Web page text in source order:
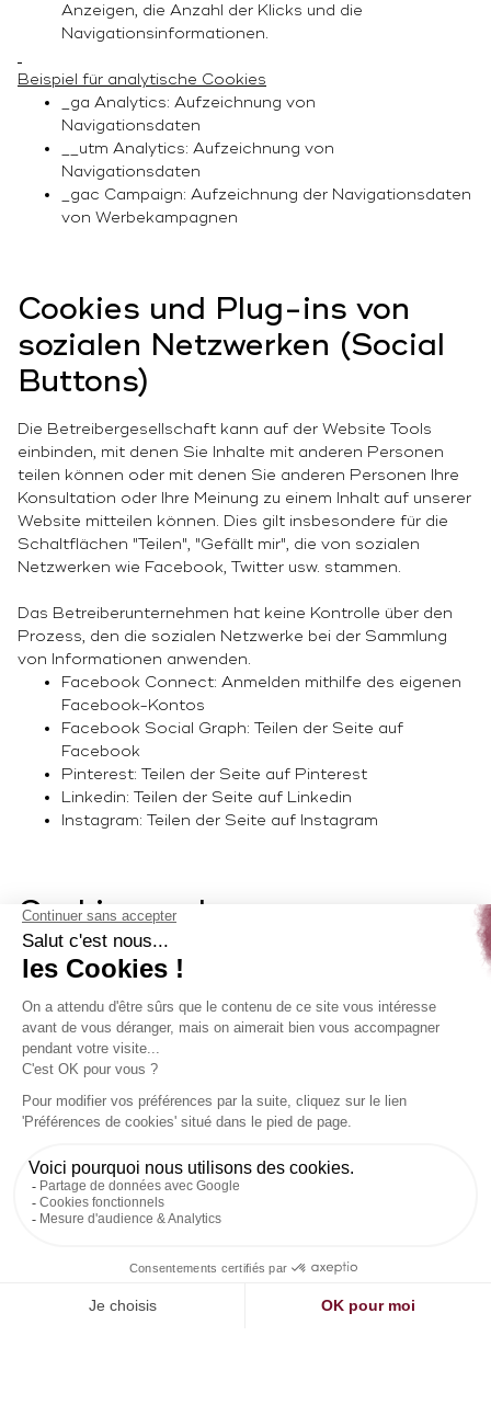
Anzeigen, die Anzahl der Klicks und die
Navigationsinformationen.
Beispiel für analytische Cookies
_ga Analytics: Aufzeichnung von
Navigationsdaten
__utm Analytics: Aufzeichnung von
Navigationsdaten
_gac Campaign: Aufzeichnung der Navigationsdaten
von Werbekampagnen
Cookies und Plug-ins von
sozialen Netzwerken (Social
Buttons)
Die Betreibergesellschaft kann auf der Website Tools
einbinden, mit denen Sie Inhalte mit anderen Personen
teilen können oder mit denen Sie anderen Personen Ihre
Konsultation oder Ihre Meinung zu einem Inhalt auf unserer
Website mitteilen können. Dies gilt insbesondere für die
Schaltflächen "Teilen", "Gefällt mir", die von sozialen
Netzwerken wie Facebook, Twitter usw. stammen.
Das Betreiberunternehmen hat keine Kontrolle über den
Prozess, den die sozialen Netzwerke bei der Sammlung
von Informationen anwenden.
Facebook Connect: Anmelden mithilfe des eigenen
Facebook-Kontos
Facebook Social Graph: Teilen der Seite auf
Facebook
Pinterest: Teilen der Seite auf Pinterest
Linkedin: Teilen der Seite auf Linkedin
Instagram: Teilen der Seite auf Instagram
Cookies und
Maschinenkennungen zum
Zweck der sicheren
Transaktionen
Wir informieren Sie, dass die Betreibergesellschaft oder
ihre in ihrem Auftrag handelnden Dienstleister bei Ihrer
Bestellung Cookies hinterlegen oder Informationen über
Informationen (technische Sicherheitsattribute), die für
die Erkennung von Geräten (Computer, Tablet oder
Mobiltelefon) erforderlich sind, um die Identifizierung Ihres
Geräts zum Zwecke der sicheren Abwicklung von